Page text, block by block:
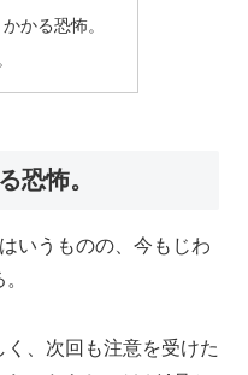
かる恐怖。
恐怖。
いうものの、今もじわ
、次回も注意を受けた